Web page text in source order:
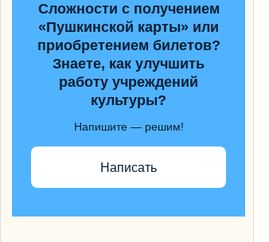
Сложности с получением
«Пушкинской карты» или
приобретением билетов?
Знаете, как улучшить
работу учреждений
культуры?
Напишите — решим!
Написать